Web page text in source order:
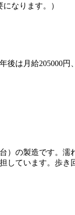
なります。）
後は月給205000円
）の製造です。
しています。歩き